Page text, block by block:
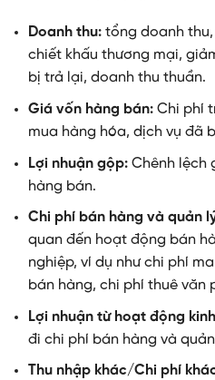
Doanh thu:tổng doanh thu,
chiết khấu thương mại,
bị trả lại, doanh thu thuần.
Giá vốn hàng bán:Chi phí
mua hàng hóa, dịch vụ đã
Lợi nhuận gộp:Chênh lệch
hàng bán.
Chi phí bán hàng và quản
quan đến hoạt động bán
nghiệp, ví dụ như chi phí
bán hàng, chi phí thuê văn
Lợi nhuận từ hoạt động
đi chi phí bán hàng và
Thu nhập khác/Chi phí